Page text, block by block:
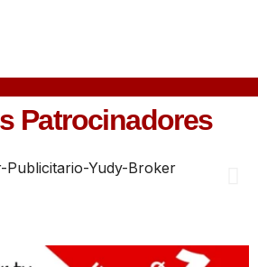
Patrocinadores